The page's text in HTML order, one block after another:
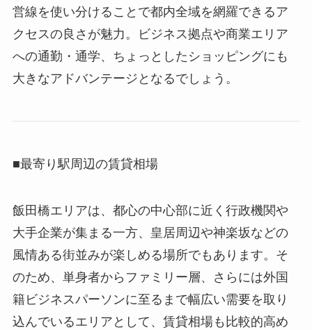
営線を使い分けることで都内全域を網羅できるア
クセスの良さが魅力。ビジネス拠点や商業エリア
への通勤・通学、ちょっとしたショッピングにも
大きなアドバンテージとなるでしょう。
■最寄り駅周辺の賃貸相場
飯田橋エリアは、都心の中心部に近く行政機関や
大手企業が集まる一方、皇居周辺や神楽坂などの
風情ある街並みが楽しめる場所でもあります。そ
のため、単身者からファミリー層、さらには外国
籍ビジネスパーソンに至るまで幅広い需要を取り
込んでいるエリアとして、賃貸相場も比較的高め